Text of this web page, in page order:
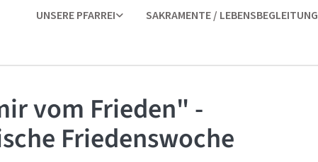
UNSERE PFARREI SAKRAMENTE / LEBENSBEGLEITUNG
vom Frieden" -
Friedenswoche